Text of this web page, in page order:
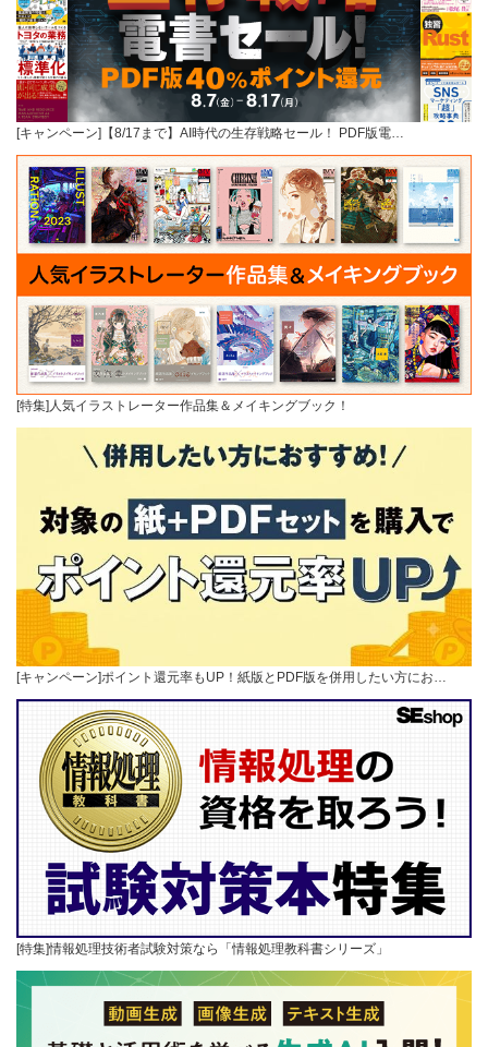
[キャンペーン]【8/17まで】AI時代の生存戦略セール！ PDF版電…
[特集]人気イラストレーター作品集＆メイキングブック！
[キャンペーン]ポイント還元率もUP！紙版とPDF版を併用したい方にお…
[特集]情報処理技術者試験対策なら「情報処理教科書シリーズ」